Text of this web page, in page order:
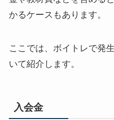
かるケースもあります。
ここでは、ボイトレで発
いて紹介します。
入会金